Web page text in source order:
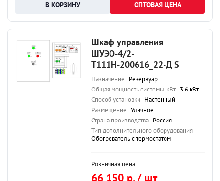
ОПТОВАЯ ЦЕНА
Шкаф управления
ШУЭО-4/2-
Т111Н-200616_22-Д S
Назначение Резервуар
Общая мощность системы, кВт 3.6 кВт
Способ установки Настенный
Размещение Уличное
Страна производства Россия
Тип дополнительного оборудования
Обогреватель с термостатом
Розничная цена:
66 150 р. / шт